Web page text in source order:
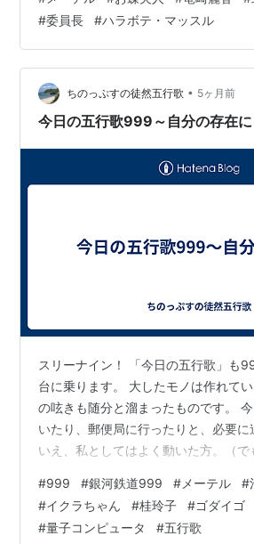
したね…。 メーテル（銀河鉄道999）
#委員長 #ハラボテ・マッスル
ちのっぷすの徒然五行歌 • 5ヶ月前
今日の五行歌999～自分の存在に
スリーナイン！ 「今日の五行歌」も
台に乗ります。 大したモノは作れて
の呟きも随分と溜まったものです。
いたり、郵便局に行ったりと、必要に
いえ、私としてはよく動いた方。（で
河鉄道スリーナインのメーテル役、池
なられましたね。（少し前のことにな
www.youtube.com 「ローマの休日」
#999 #銀河鉄道999 # メーテル #
#イクラちゃん #桂玲子 #ゴダイゴ
#量子コンピュータ #五行歌